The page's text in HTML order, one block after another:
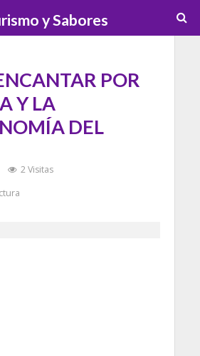
POR
Y LA
DEL
2 Visitas